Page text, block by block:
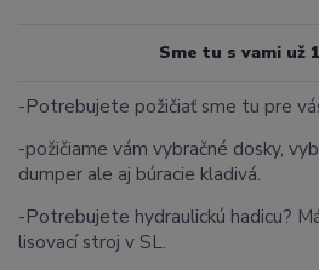
Sme tu s vami už
-Potrebujete požičiať sme tu pre
-požičiame vám vybračné dosky,
dumper ale aj búracie kladivá.
-Potrebujete hydraulickú hadicu?
lisovací stroj v SL.